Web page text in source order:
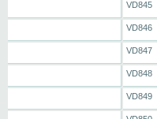
VD845
VD846
VD847
VD848
VD849